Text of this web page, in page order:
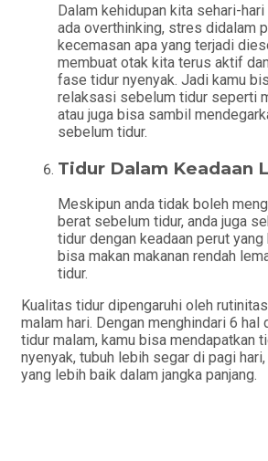
Dalam kehidupan kita sehari-
ada overthinking, stres didalam
kecemasan apa yang terjadi
membuat otak kita terus aktif
fase tidur nyenyak. Jadi kamu
relaksasi sebelum tidur seperti
atau juga bisa sambil
sebelum tidur.
Tidur Dalam Keadaan
Meskipun anda tidak boleh
berat sebelum tidur, anda juga
tidur dengan keadaan perut
bisa makan makanan rendah
tidur.
Kualitas tidur dipengaruhi oleh
malam hari. Dengan menghindari 6 hal
tidur malam, kamu bisa mendapatkan
nyenyak, tubuh lebih segar di pagi
yang lebih baik dalam jangka panjang.